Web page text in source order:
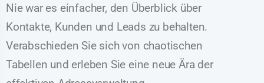
Nie war es einfacher, den Überblick über
Kontakte, Kunden und Leads zu behalten.
Verabschieden Sie sich von chaotischen
Tabellen und erleben Sie eine neue Ära der